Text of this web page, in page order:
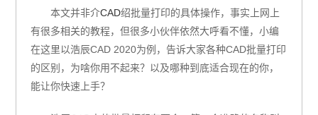
本文并非介CAD绍批量打印的具体操作，事实上网上
有很多相关的教程，但很多小伙伴依然大呼看不懂，小编
在这里以浩辰CAD 2020为例，告诉大家各种CAD批量打印
的区别，为啥你用不起来？以及哪种到底适合现在的你，
能让你快速上手？